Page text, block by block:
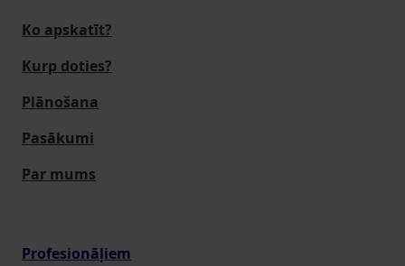
Ko apskatīt?
Kurp doties?
Plānošana
Pasākumi
Par mums
Profesionāļiem